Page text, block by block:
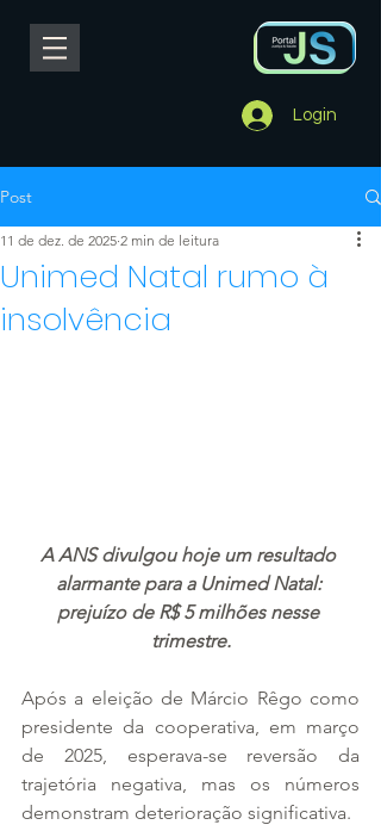
Login
Post
Unimed Natal rumo à
insolvência
11 de dez. de 2025 2 min de leitura
A ANS divulgou hoje um resultado
alarmante para a Unimed Natal:
prejuízo de R$ 5 milhões nesse
trimestre.
Após a eleição de Márcio Rêgo como
presidente da cooperativa, em março
de 2025, esperava-se reversão da
trajetória negativa, mas os números
demonstram deterioração significativa.